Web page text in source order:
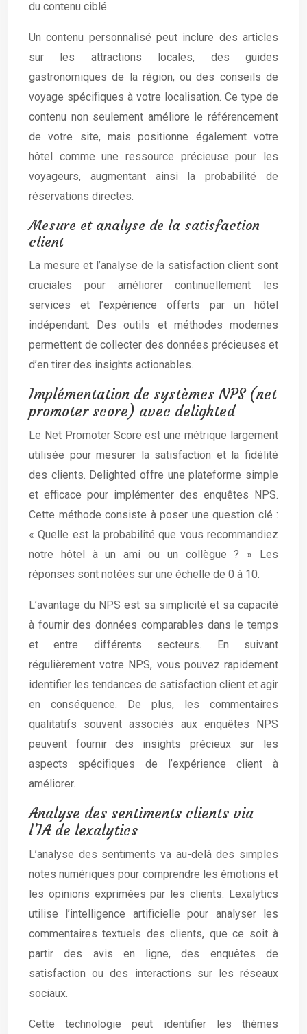
du contenu ciblé.
Un contenu personnalisé peut inclure des articles
sur les attractions locales, des guides
gastronomiques de la région, ou des conseils de
voyage spécifiques à votre localisation. Ce type de
contenu non seulement améliore le référencement
de votre site, mais positionne également votre
hôtel comme une ressource précieuse pour les
voyageurs, augmentant ainsi la probabilité de
réservations directes.
Mesure et analyse de la satisfaction
client
La mesure et l’analyse de la satisfaction client sont
cruciales pour améliorer continuellement les
services et l’expérience offerts par un hôtel
indépendant. Des outils et méthodes modernes
permettent de collecter des données précieuses et
d’en tirer des insights actionables.
Implémentation de systèmes NPS (net
promoter score) avec delighted
Le Net Promoter Score est une métrique largement
utilisée pour mesurer la satisfaction et la fidélité
des clients. Delighted offre une plateforme simple
et efficace pour implémenter des enquêtes NPS.
Cette méthode consiste à poser une question clé :
« Quelle est la probabilité que vous recommandiez
notre hôtel à un ami ou un collègue ? » Les
réponses sont notées sur une échelle de 0 à 10.
L’avantage du NPS est sa simplicité et sa capacité
à fournir des données comparables dans le temps
et entre différents secteurs. En suivant
régulièrement votre NPS, vous pouvez rapidement
identifier les tendances de satisfaction client et agir
en conséquence. De plus, les commentaires
qualitatifs souvent associés aux enquêtes NPS
peuvent fournir des insights précieux sur les
aspects spécifiques de l’expérience client à
améliorer.
Analyse des sentiments clients via
l’IA de lexalytics
L’analyse des sentiments va au-delà des simples
notes numériques pour comprendre les émotions et
les opinions exprimées par les clients. Lexalytics
utilise l’intelligence artificielle pour analyser les
commentaires textuels des clients, que ce soit à
partir des avis en ligne, des enquêtes de
satisfaction ou des interactions sur les réseaux
sociaux.
Cette technologie peut identifier les thèmes